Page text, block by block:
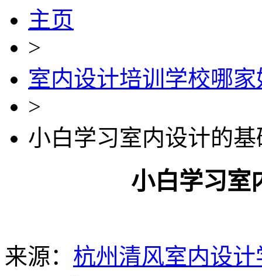
主页
>
室内设计培训学校哪家
>
小白学习室内设计的
小白学习室
来源： 杭州清风室内设计